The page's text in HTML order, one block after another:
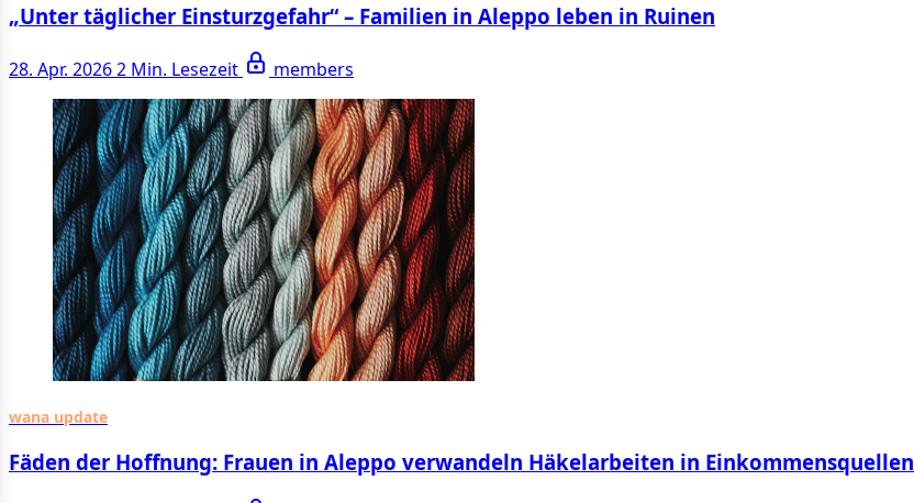
„Unter täglicher Einsturzgefahr“ – Familien in Aleppo leben in Ruinen
28. Apr. 20262 Min. Lesezeit members
wana update
Fäden der Hoffnung: Frauen in Aleppo verwandeln Häkelarbeiten in Einkommensquellen